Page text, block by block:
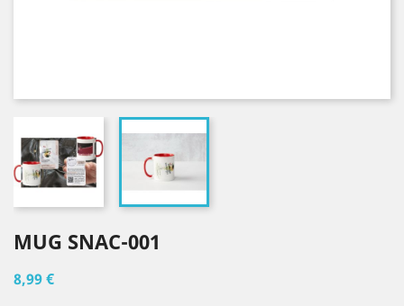
MUG SNAC-001
8,99 €